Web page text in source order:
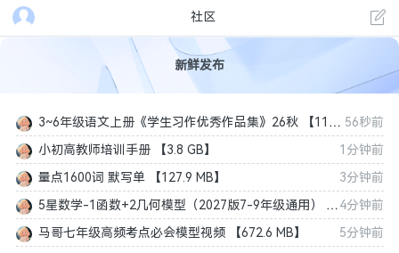
社区
新鲜发布
3~6年级语文上册《学生习作优秀作品集》26秋 【119.0 MB】 56秒前
小初高教师培训手册 【3.8 GB】 1分钟前
量点1600词 默写单 【127.9 MB】 3分钟前
5星数学-1函数+2几何模型（2027版7-9年级通用） 【703.1 MB】 4分钟前
马哥七年级高频考点必会模型视频 【672.6 MB】 5分钟前